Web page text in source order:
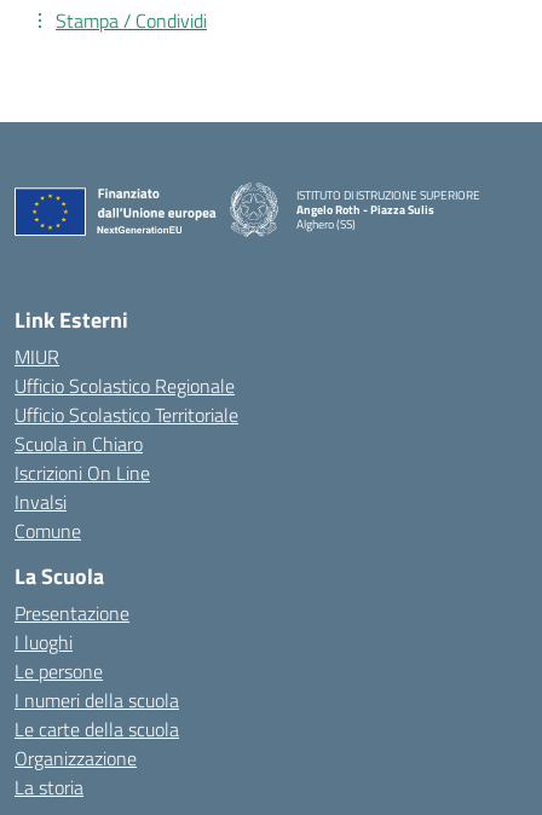
Stampa / Condividi
ISTITUTO DI ISTRUZIONE SUPERIORE
Angelo Roth - Piazza Sulis
Alghero (SS)
— Visita la pagina iniziale della scuola
Link Esterni
MIUR
Ufficio Scolastico Regionale
Ufficio Scolastico Territoriale
Scuola in Chiaro
Iscrizioni On Line
Invalsi
Comune
La Scuola
Presentazione
I luoghi
Le persone
I numeri della scuola
Le carte della scuola
Organizzazione
La storia